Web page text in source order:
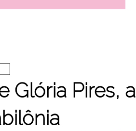
Glória Pires, a